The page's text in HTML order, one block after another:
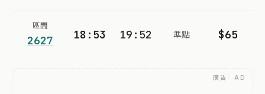
區間
2627 18:53 19:52 準點 $65
廣告 · AD